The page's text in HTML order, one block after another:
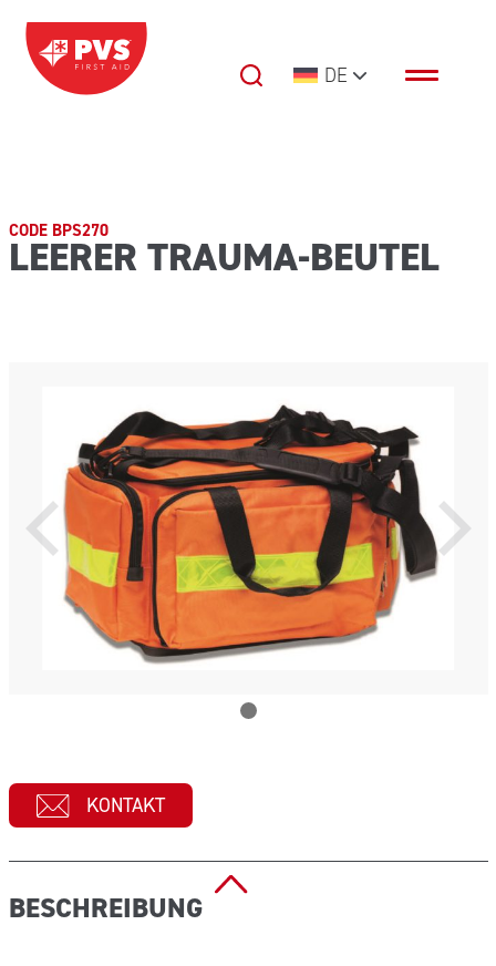
Zum Inhalt springen
Hauptnavigation DE
CODE BPS270
LEERER TRAUMA-BEUTEL
KONTAKT
BESCHREIBUNG